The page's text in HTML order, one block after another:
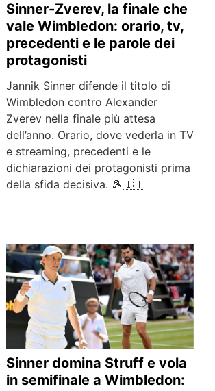
Sinner-Zverev, la finale che
vale Wimbledon: orario, tv,
precedenti e le parole dei
protagonisti
Jannik Sinner difende il titolo di
Wimbledon contro Alexander
Zverev nella finale più attesa
dell’anno. Orario, dove vederla in TV
e streaming, precedenti e le
dichiarazioni dei protagonisti prima
della sfida decisiva. 🎾🇮🇹
Sinner domina Struff e vola
in semifinale a Wimbledon: